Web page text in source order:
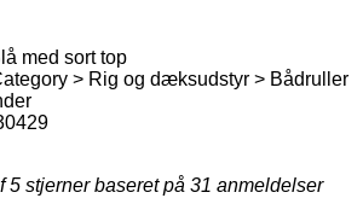
med sort top
> Rig og dæksudstyr > Bådruller
5 stjerner baseret på 31 anmeldelser